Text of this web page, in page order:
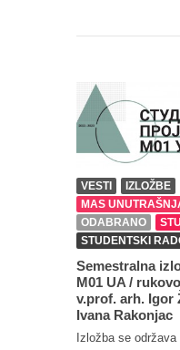
VESTI
IZLOŽBE
MAS
ODABRANO
STUDENTSKI
Semestralna
M01 UA /
v.prof. arh. Igor
Ivana Rakonjac
Izložba se